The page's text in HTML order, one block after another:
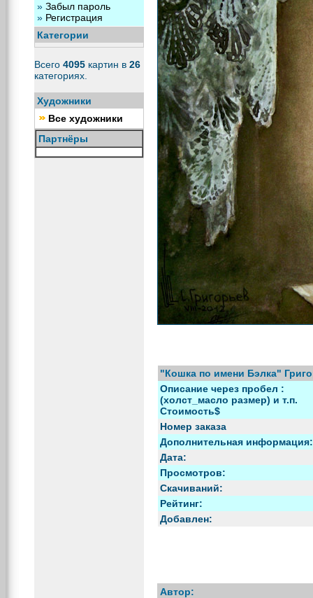
» Забыл пароль
» Регистрация
Категории
Всего 4095 картин в 26
категориях.
Художники
Все художники
Партнёры
"Кошка по имени Бэлка"
Описание через пробел :
(холст_масло размер) и т.п.
Стоимость$
Номер заказа
Дополнительная информация:
Дата:
Просмотров:
Скачиваний:
Рейтинг:
Добавлен:
Автор: